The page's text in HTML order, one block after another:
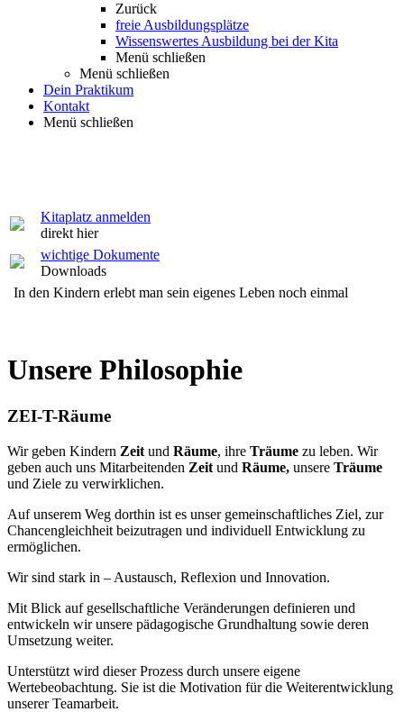
Zurück
freie Ausbildungsplätze
Wissenswertes Ausbildung bei der Kita
Menü schließen
Menü schließen
Dein Praktikum
Kontakt
Menü schließen
Kitaplatz anmelden
direkt hier
wichtige Dokumente
Downloads
In den Kindern erlebt man sein eigenes Leben noch einmal
Unsere Philosophie
ZEI-T-Räume
Wir geben Kindern Zeit und Räume, ihre Träume zu leben. Wir
geben auch uns Mitarbeitenden Zeit und Räume, unsere Träume
und Ziele zu verwirklichen.
Auf unserem Weg dorthin ist es unser gemeinschaftliches Ziel, zur
Chancengleichheit beizutragen und individuell Entwicklung zu
ermöglichen.
Wir sind stark in – Austausch, Reflexion und Innovation.
Mit Blick auf gesellschaftliche Veränderungen definieren und
entwickeln wir unsere pädagogische Grundhaltung sowie deren
Umsetzung weiter.
Unterstützt wird dieser Prozess durch unsere eigene
Wertebeobachtung. Sie ist die Motivation für die Weiterentwicklung
unserer Teamarbeit.